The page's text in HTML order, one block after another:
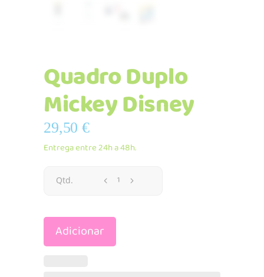
Quadro Duplo
Mickey Disney
29,50€
Entrega entre 24h a 48h.
Quadro
Mickey
Qtd.
Adicionar